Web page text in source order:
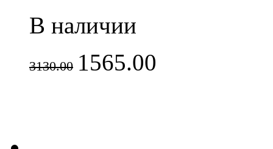
В наличии
3130.00 1565.00